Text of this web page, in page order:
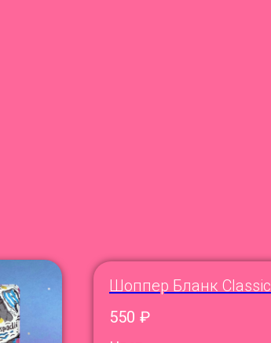
Шоппер Бланк Classic
550 ₽